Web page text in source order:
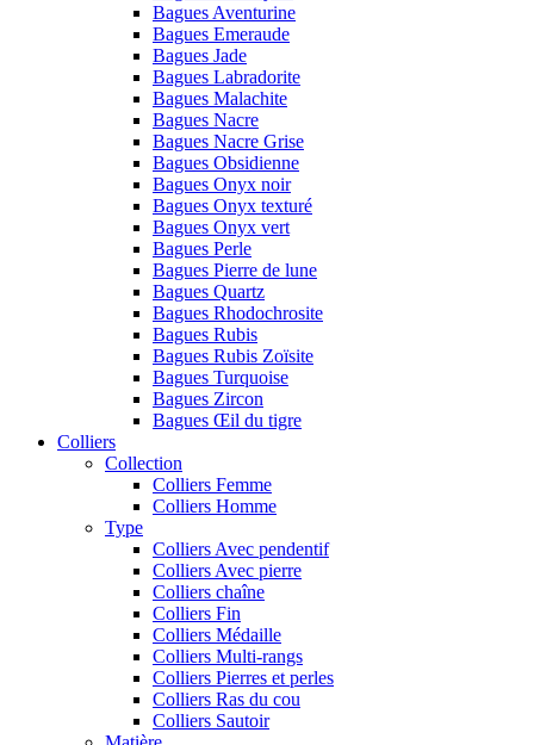
Bagues Aventurine
Bagues Emeraude
Bagues Jade
Bagues Labradorite
Bagues Malachite
Bagues Nacre
Bagues Nacre Grise
Bagues Obsidienne
Bagues Onyx noir
Bagues Onyx texturé
Bagues Onyx vert
Bagues Perle
Bagues Pierre de lune
Bagues Quartz
Bagues Rhodochrosite
Bagues Rubis
Bagues Rubis Zoïsite
Bagues Turquoise
Bagues Zircon
Bagues Œil du tigre
Colliers
Collection
Colliers Femme
Colliers Homme
Type
Colliers Avec pendentif
Colliers Avec pierre
Colliers chaîne
Colliers Fin
Colliers Médaille
Colliers Multi-rangs
Colliers Pierres et perles
Colliers Ras du cou
Colliers Sautoir